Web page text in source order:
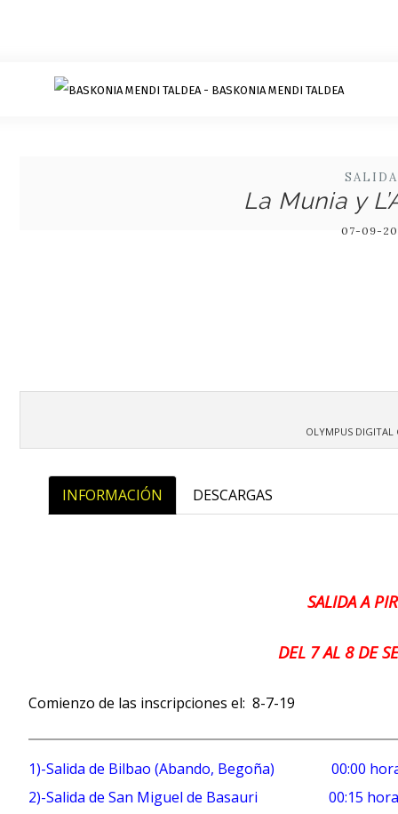
La Munia y
07-09-
OLYMPUS DIGITAL
INFORMACIÓN DESCARGAS
SALIDA A
DEL 7 AL 8 DE
Comienzo de las inscripciones el: 8-7-19
1)-Salida de Bilbao (Abando, Begoña) 00:00
2)-Salida de San Miguel de Basauri 00:15